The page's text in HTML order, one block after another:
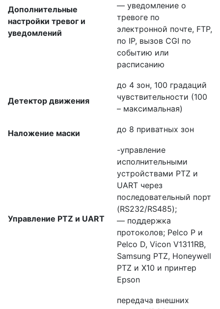
Дополнительные
настройки тревог и
уведомлений
— уведомление о
тревоге по
электронной почте, FTP,
по IP, вызов CGI по
событию или
расписанию
Детектор движения
до 4 зон, 100 градаций
чувствительности (100
– максимальная)
Наложение маски до 8 приватных зон
Управление PTZ и UART
-управление
исполнительными
устройствами PTZ и
UART через
последовательный порт
(RS232/RS485);
— поддержка
протоколов; Pelco P и
Pelco D, Vicon V1311RB,
Samsung PTZ, Honeywell
PTZ и X10 и принтер
Epson
передача внешних